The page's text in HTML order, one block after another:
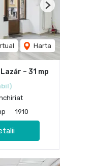
Harta
Next
– 31 mp
1910